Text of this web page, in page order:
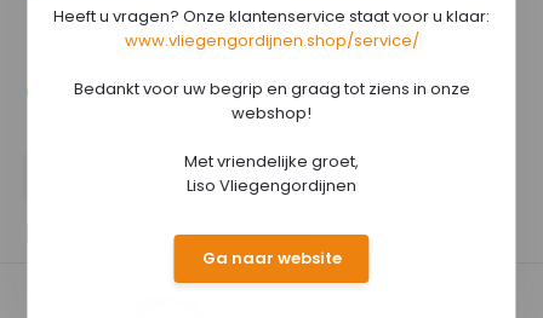
Op voorraad
Vliegengordijn Liso
Goud/brons ✔ Op ma...
Vergelijk
Op voorraad
€ 84,95
Heeft u vragen? Onze klantenservice staat voor u klaar:
www.vliegengordijnen.shop/service/
Bedankt voor uw begrip en graag tot ziens in onze
webshop!
Met vriendelijke groet,
Liso Vliegengordijnen
Ga naar website